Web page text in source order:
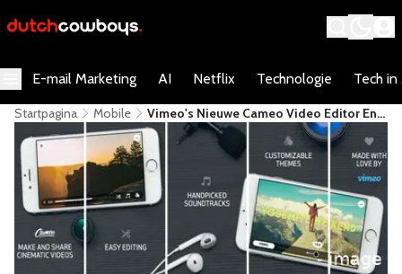
E-mail Marketing AI Netflix Technologie Tech in
Startpagina Mobile
Vimeo's Nieuwe Cameo Video Editor En
Movie Maker Is Een Echte Aanrader!